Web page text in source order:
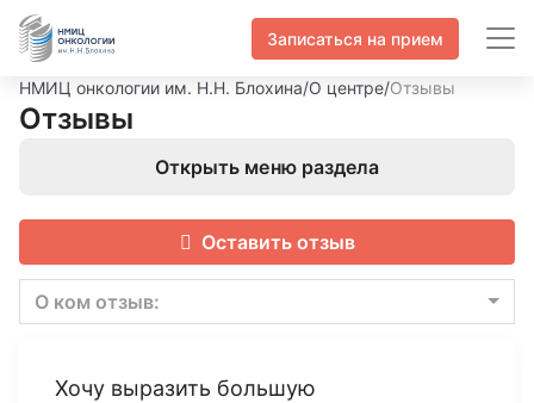
Записаться на прием
НМИЦ онкологии им. Н.Н. Блохина/О центре/Отзывы
Отзывы
Открыть меню раздела
Оставить отзыв
О ком отзыв:
Хочу выразить большую